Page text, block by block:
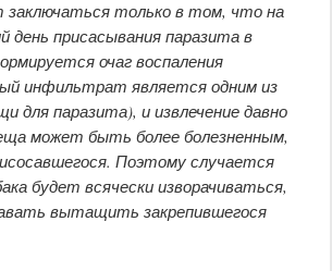
заключаться только в том, что на
присасывания паразита в
очаг воспаления
инфильтрат является одним из
для паразита), и извлечение давно
может быть более болезненным,
Поэтому случается
будет всячески изворачиваться,
вытащить закрепившегося